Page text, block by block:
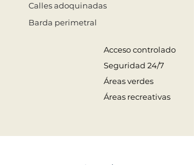
Calles adoquinadas
Barda perimetral
Acceso controlado
Seguridad 24/7
Áreas verdes
Áreas recreativas